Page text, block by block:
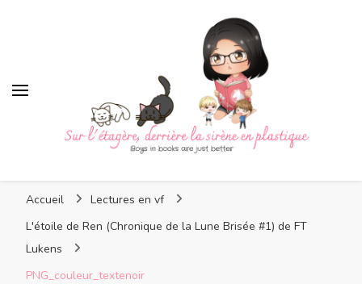
Sur l'étagère, derrière la
sirène en plastique
sirène en plastique
Accueil
Lectures en vf
L'étoile de Ren (Chronique de la Lune Brisée #1) de FT
Lukens
PNG_couleur_textenoir